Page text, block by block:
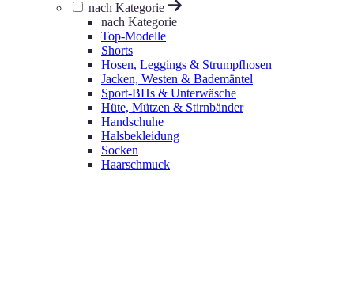
nach Kategorie
nach Kategorie
Top-Modelle
Shorts
Hosen, Leggings & Strumpfhosen
Jacken, Westen & Bademäntel
Sport-BHs & Unterwäsche
Hüte, Mützen & Stirnbänder
Handschuhe
Halsbekleidung
Socken
Haarschmuck